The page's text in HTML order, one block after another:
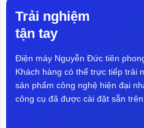
Trải nghiệm
tận tay
Điện máy Nguyễn Đức tiên
Khách hàng có thể trực tiếp trải
sản phẩm công nghệ hiện đại
công cụ đã được cài đặt sẵn trên